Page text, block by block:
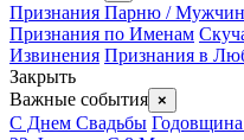
Признания Парню /
Признания по Именам
Извинения Признания в
Закрыть
Важные события ×
С Днем Свадьбы